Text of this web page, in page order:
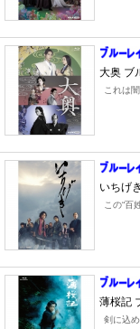
大奥 ブ
これは
いちげ
この“百
薄桜記
剣に込